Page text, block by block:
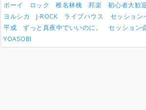
ボーイ
ロック 椎名林檎 邦楽 初心者大歓
ヨルシカ
J-ROCK ライブハウス セッション
平成
ずっと真夜中でいいのに。 セッション
YOASOBI